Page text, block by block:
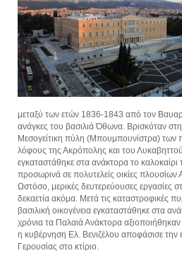
μεταξύ των ετών 1836-1843 από τον
ανάγκες του βασιλιά Όθωνα. Βρισκόταν
Μεσογείτικη πύλη (Μπουμπουνίστρα) των
λόφους της Ακρόπολης και του
εγκαταστάθηκε στα ανάκτορα το καλοκαίρι
προσωρινά σε πολυτελείς οικίες πλουσίων
Ωστόσο, μερικές δευτερεύουσες εργασίες
δεκαετία ακόμα. Μετά τις καταστροφικές
βασιλική οικογένεια εγκαταστάθηκε στα
χρόνια τα Παλαιά Ανάκτορα αξιοποιήθηκαν
η κυβέρνηση Ελ. Βενιζέλου αποφάσισε την
Γερουσίας στο κτίριο.